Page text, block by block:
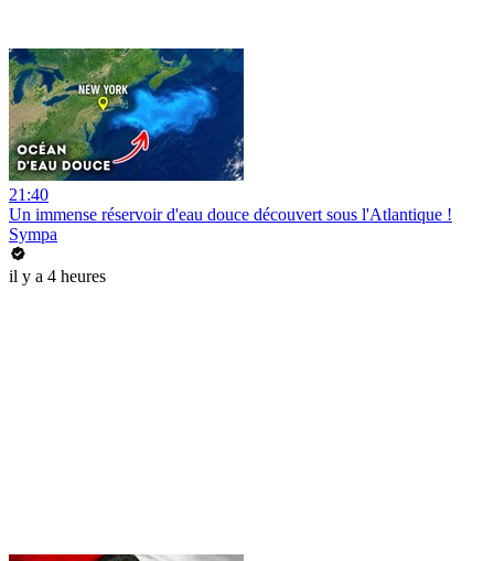
21:40
Un immense réservoir d'eau douce découvert sous l'Atlantique !
Sympa
il y a 4 heures